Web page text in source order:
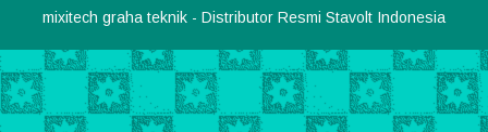
mixitech graha teknik - Distributor Resmi Stavolt Indonesia